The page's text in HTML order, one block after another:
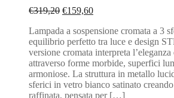
€319,20 Il
originale
era:
€319,20.
€159,60Il
attuale
è:
€159,60.
Lampada a sospensione cromata a 3
equilibrio perfetto tra luce e design
versione cromata interpreta l’eleganza
attraverso forme morbide, superfici
armoniose. La struttura in metallo
sferici in vetro bianco satinato
raffinata, pensata per […]